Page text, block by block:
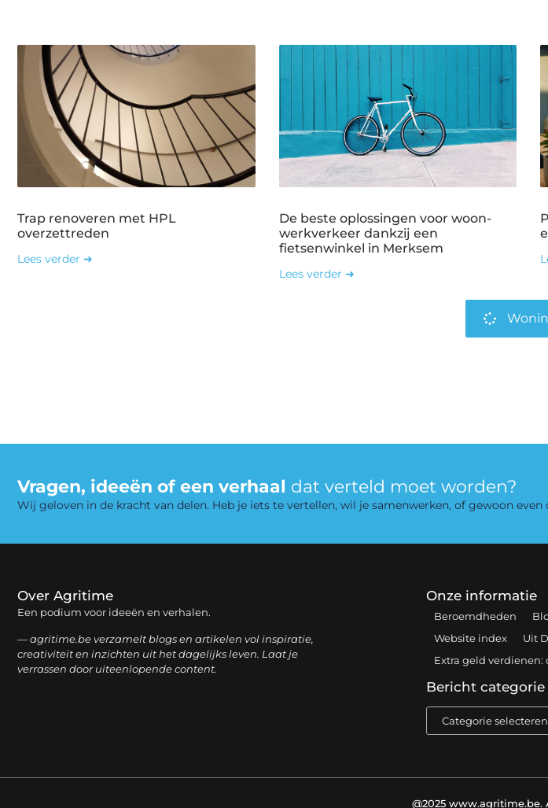
Trap renoveren met HPL
overzettreden
Lees verder ➜
De beste oplossingen voor woon-
werkverkeer dankzij een
fietsenwinkel in Merksem
Lees verder ➜
Vragen, ideeën of een verhaal dat verteld moet worden?
Wij geloven in de kracht van delen. Heb je iets te vertellen, wil je samenwerken, of gewoon even
Over Agritime
Een podium voor ideeën en verhalen.
— agritime.be verzamelt blogs en artikelen vol inspiratie,
creativiteit en inzichten uit het dagelijks leven. Laat je
verrassen door uiteenlopende content.
Onze informatie
Beroemdheden
Website index
Uit
Extra geld
Bericht categorie
@2025 www.agritime.be.